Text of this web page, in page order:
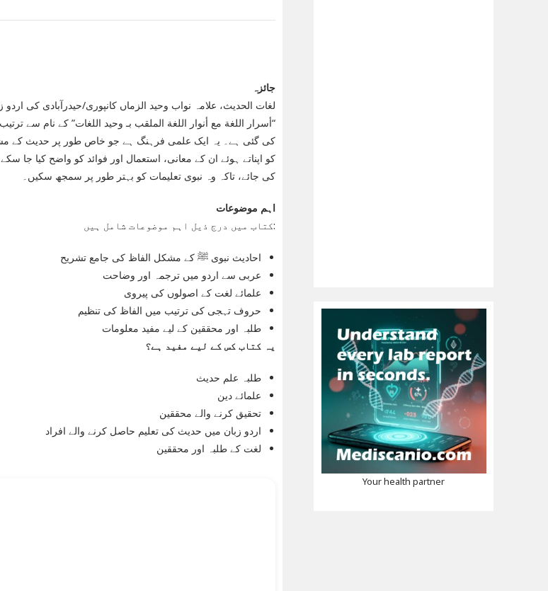
جائزہ
لغات الحدیث، علامہ نواب وحید الزماں کانپوری/حیدرآبادی کی
“أسرار اللغة مع أنوار اللغة الملقب بـ وحيد اللغات” کے نام
کی گئی ہے۔ یہ ایک علمی فرہنگ ہے جو خاص طور پر حدیث کے
کو اپناتے ہوئے ان کے معانی، استعمال اور فوائد کو واضح کیا
کی جائے، تاکہ وہ نبوی تعلیمات کو بہتر طور پر سمجھ سکیں۔
اہم موضوعات
کتاب میں درج ذیل اہم موضوعات شامل ہیں:
احادیث نبوی ﷺ کے مشکل الفاظ کی جامع تشریح
عربی سے اردو میں ترجمہ اور وضاحت
علمائے لغت کے اصولوں کی پیروی
حروف تہجی کی ترتیب میں الفاظ کی تنظیم
طلبہ اور محققین کے لیے مفید معلومات
یہ کتاب کس کے لیے مفید ہے؟
طلبہ علم حدیث
علمائے دین
تحقیق کرنے والے محققین
اردو زبان میں حدیث کی تعلیم حاصل کرنے والے افراد
لغت کے طلبہ اور محققین
Your health partner